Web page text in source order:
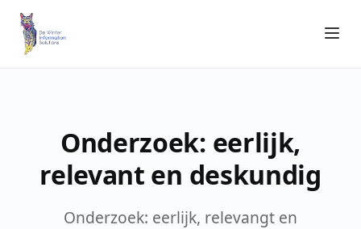
Onderzoek: eerlijk,
relevant en deskundig
Onderzoek: eerlijk, relevangt en